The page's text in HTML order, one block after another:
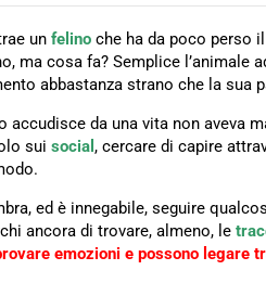
un felino che ha da poco perso
ma cosa fa? Semplice l’animale
abbastanza strano che la sua
accudisce da una vita non aveva
sui social , cercare di capire
ed è innegabile, seguire
ancora di trovare, almeno, le
emozioni e possono legare